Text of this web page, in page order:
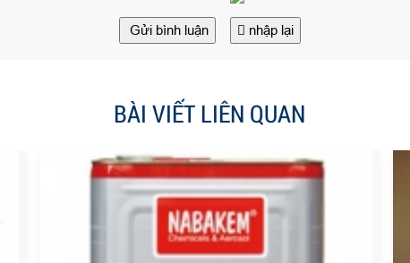
Gửi bình luận nhập lại
BÀI VIẾT LIÊN QUAN